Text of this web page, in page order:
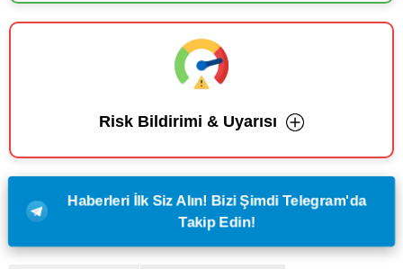
Risk Bildirimi & Uyarısı
Haberleri İlk Siz Alın! Bizi Şimdi Telegram'da
Takip Edin!